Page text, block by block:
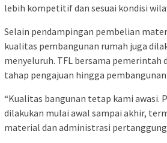
lebih kompetitif dan sesuai kondisi
Selain pendampingan pembelian
kualitas pembangunan rumah juga
menyeluruh. TFL bersama pemerintah
tahap pengajuan hingga pembangunan
“Kualitas bangunan tetap kami awasi.
dilakukan mulai awal sampai akhir,
material dan administrasi